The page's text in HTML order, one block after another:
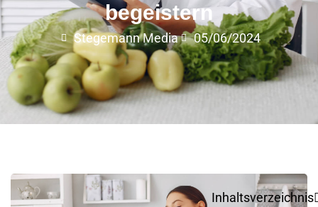
begeistern
Stegemann Media 05/06/2024
Inhaltsverzeichnis